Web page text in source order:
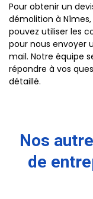
Pour obtenir un
démolition à
pouvez utiliser les
pour nous envoyer
mail. Notre équipe
répondre à vos
détaillé.
Nos
de